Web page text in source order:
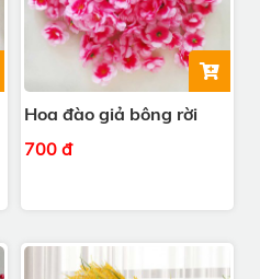
Hoa đào giả bông rời
700 đ